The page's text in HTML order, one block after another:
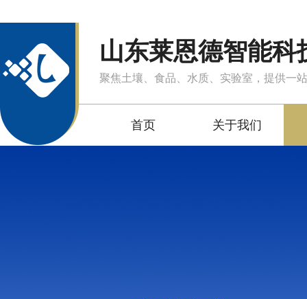
山东莱恩德智能科
聚焦土壤、食品、水质、实验室，提供一
首页 关于我们